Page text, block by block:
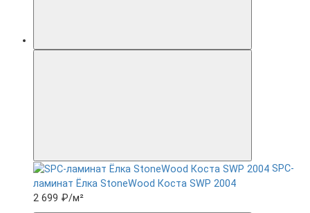
SPC-
ламинат Ëлка StoneWood Коста SWP 2004
2 699 ₽/м²